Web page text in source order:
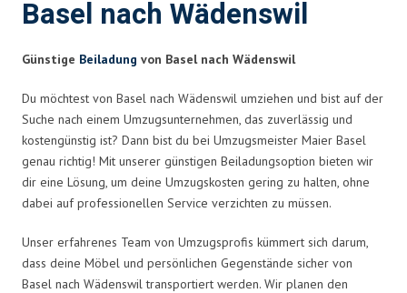
Basel nach Wädenswil
Günstige Beiladung von Basel nach Wädenswil
Du möchtest von Basel nach Wädenswil umziehen und bist auf der
Suche nach einem Umzugsunternehmen, das zuverlässig und
kostengünstig ist? Dann bist du bei Umzugsmeister Maier Basel
genau richtig! Mit unserer günstigen Beiladungsoption bieten wir
dir eine Lösung, um deine Umzugskosten gering zu halten, ohne
dabei auf professionellen Service verzichten zu müssen.
Unser erfahrenes Team von Umzugsprofis kümmert sich darum,
dass deine Möbel und persönlichen Gegenstände sicher von
Basel nach Wädenswil transportiert werden. Wir planen den